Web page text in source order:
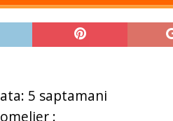
5 saptamani
: